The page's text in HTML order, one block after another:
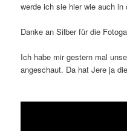
werde ich sie hier wie auch in
Danke an Silber für die
Ich habe mir gestern mal
angeschaut. Da hat Jere ja